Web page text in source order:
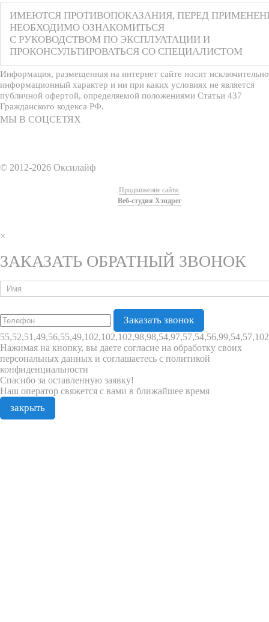
ИМЕЮТСЯ ПРОТИВОПОКАЗАНИЯ, ПЕРЕД
НЕОБХОДИМО ОЗНАКОМИТЬСЯ
С РУКОВОДСТВОМ ПО ЭКСПЛУАТАЦИИ И
ПРОКОНСУЛЬТИРОВАТЬСЯ СО СПЕЦИАЛИСТОМ
Информация, размещенная на интернет сайте носит исключительно
информационный характер и ни при каких условиях не является
публичной офертой, определяемой положениями Статьи 437
Гражданского кодекса РФ.
МЫ В СОЦСЕТЯХ
© 2012-2026 Оксилайф
Продвижение сайта:
Веб-студия Хэндрег
×
ЗАКАЗАТЬ ОБРАТНЫЙ ЗВОНОК
Нажимая на кнопку, вы даете согласие на обработку своих
персональных данных и соглашаетесь с политикой
конфиденциальности
Спасибо за оставленную заявку!
Наш оператор свяжется с вами в ближайшее время
закрыть